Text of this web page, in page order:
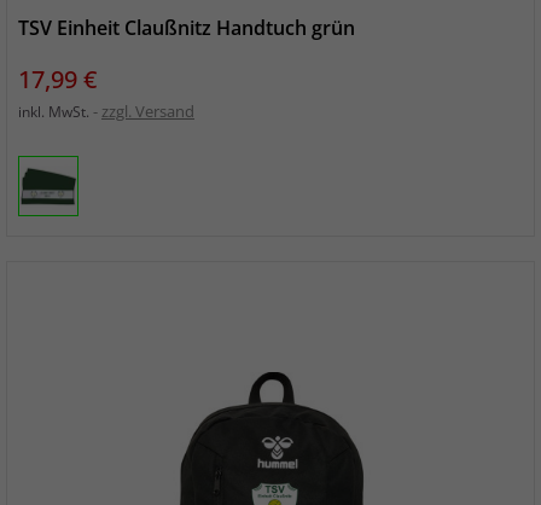
TSV Einheit Claußnitz Handtuch grün
Preis
17,99 €
inkl. MwSt. zzgl. Versand